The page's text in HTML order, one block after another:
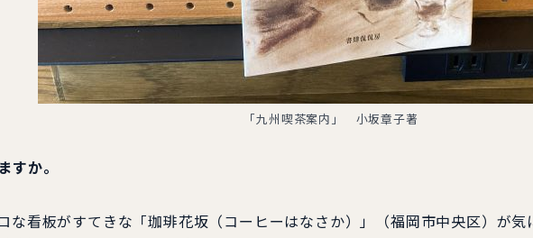
「九州喫茶案内」 小坂章子著
すか。
看板がすてきな「珈琲花坂（コーヒーはなさか）」（福岡市中央区）が